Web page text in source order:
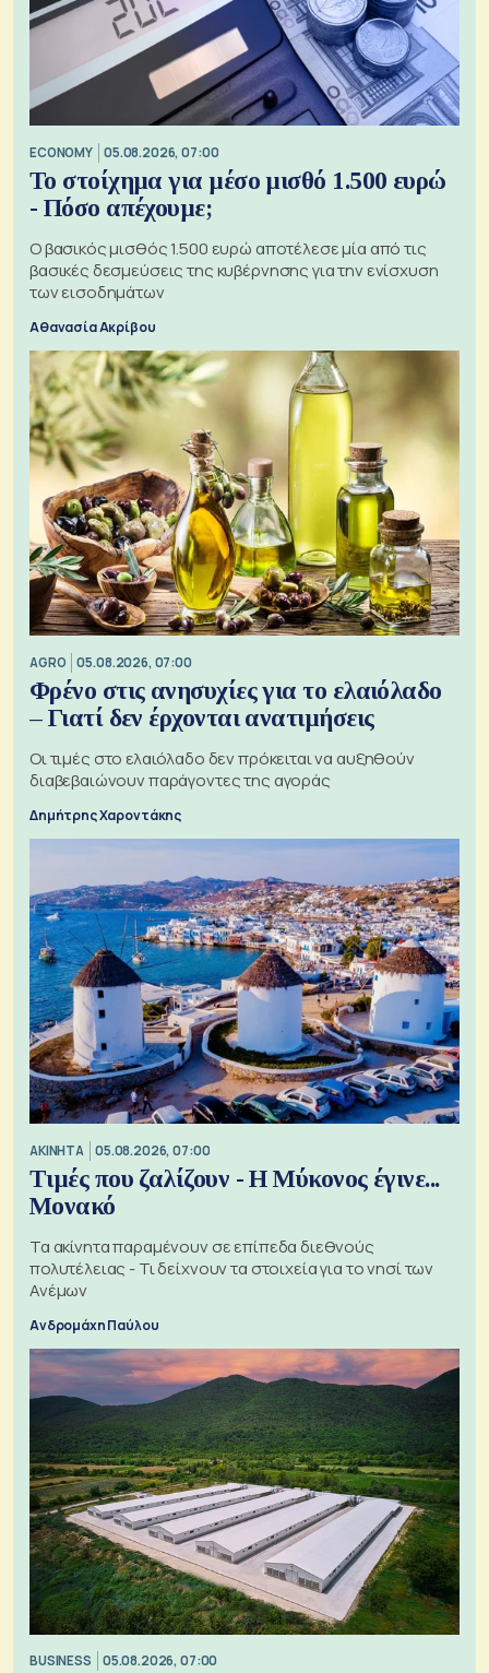
ECONOMY 05.08.2026, 07:00
Το στοίχημα για μέσο μισθό 1.500 ευρώ
- Πόσο απέχουμε;
Ο βασικός μισθός 1.500 ευρώ αποτέλεσε μία από τις
βασικές δεσμεύσεις της κυβέρνησης για την ενίσχυση
των εισοδημάτων
Αθανασία Ακρίβου
AGRO 05.08.2026, 07:00
Φρένο στις ανησυχίες για το ελαιόλαδο
– Γιατί δεν έρχονται ανατιμήσεις
Οι τιμές στο ελαιόλαδο δεν πρόκειται να αυξηθούν
διαβεβαιώνουν παράγοντες της αγοράς
Δημήτρης Χαροντάκης
ΑΚΙΝΗΤΑ 05.08.2026, 07:00
Τιμές που ζαλίζουν - Η Μύκονος έγινε...
Μονακό
Τα ακίνητα παραμένουν σε επίπεδα διεθνούς
πολυτέλειας - Τι δείχνουν τα στοιχεία για το νησί των
Ανέμων
Ανδρομάχη Παύλου
BUSINESS 05.08.2026, 07:00